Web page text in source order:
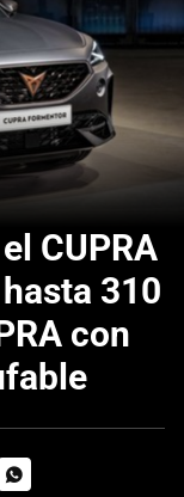
CUPRA
310
con